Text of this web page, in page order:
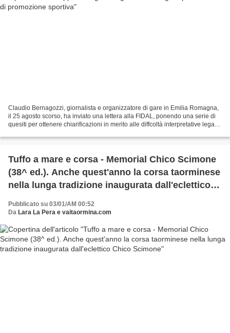
Claudio Bernagozzi, giornalista e organizzatore di gare in Emilia Romagna,
il 25 agosto scorso, ha inviato una lettera alla FIDAL, ponendo una serie di
quesiti per ottenere chiarificazioni in merito alle diffcoltà interpretative legati
Tuffo a mare e corsa - Memorial Chico Scimone
(38^ ed.). Anche quest'anno la corsa taorminese
nella lunga tradizione inaugurata dall'eclettico
Pubblicato su 03/01/AM 00:52
Da Lara La Pera e vaitaormina.com